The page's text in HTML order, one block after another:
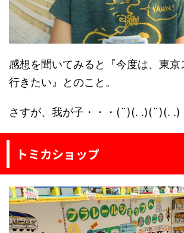
感想を聞いてみると『今度は、東
行きたい』とのこと。
さすが、我が子・・・(¨)(. .)(¨)(. .)
トミカショップ